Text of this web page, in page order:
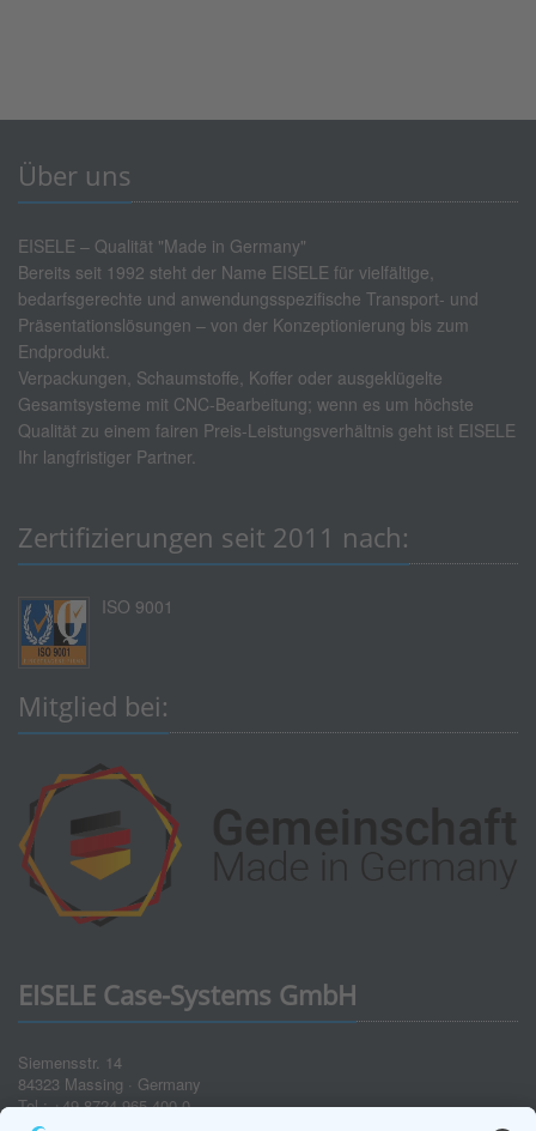
Über uns
EISELE – Qualität "Made in Germany"
Bereits seit 1992 steht der Name EISELE für vielfältige,
bedarfsgerechte und anwendungsspezifische Transport- und
Präsentationslösungen – von der Konzeptionierung bis zum
Endprodukt.
Verpackungen, Schaumstoffe, Koffer oder ausgeklügelte
Gesamtsysteme mit CNC-Bearbeitung; wenn es um höchste
Qualität zu einem fairen Preis-Leistungsverhältnis geht ist EISELE
Ihr langfristiger Partner.
Zertifizierungen seit 2011 nach:
ISO 9001
Mitglied bei:
EISELE Case-Systems GmbH
Siemensstr. 14
84323 Massing · Germany
Tel.: +49 8724 965 400-0